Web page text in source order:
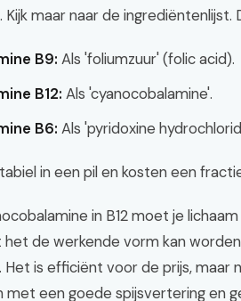
Kijk maar naar de
B9: Als 'foliumzuur' (folic acid).
B12: Als 'cyanocobalamine'.
B6: Als 'pyridoxine
in een pil en kosten een
in B12 moet je
de werkende vorm kan
Het is efficiënt voor de prijs, maar
met een goede spijsvertering en